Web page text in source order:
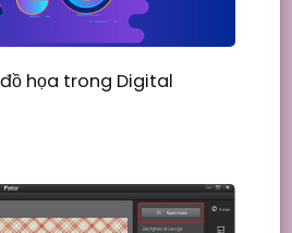
họa trong Digital